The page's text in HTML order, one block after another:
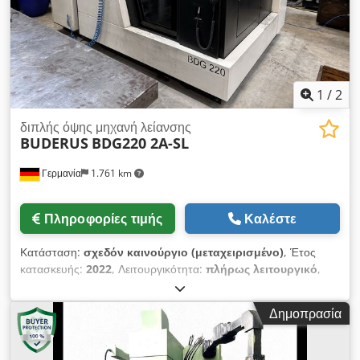
1 /2
Γερμανία 1.761 km
διπλής όψης μηχανή λείανσης
BUDERUS BDG220 2A-SL
Πληροφορίες τιμής Καλέστε
Κατάσταση: σχεδόν καινούργιο (μεταχειρισμένο), Έτος
κατασκευής: 2022, Λειτουργικότητα: πλήρως λειτουργικό,
Πωλείται ελάχιστα χρησιμοποιημένη, πλήρως λειτουργική και
άριστα εξοπλισμένη μηχανή λείανσης δίσκων φρένων
BUDERUS. Η μηχανή βρίσκεται ακόμη σε παραγωγή και μπορεί
να παρουσιαστεί υπό ρεύμα. Μηχανή λείανσης δίσκων φρένων
Buderus, τύπος BDG220 2A SL Τεχνικά χαρακτηριστικά: Μέγ.
Δημοπρασία